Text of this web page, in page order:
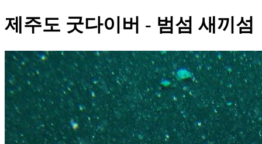
제주도 굿다이버 - 범섬 새끼섬